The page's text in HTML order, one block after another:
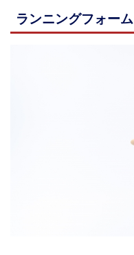
ランニングフォーム